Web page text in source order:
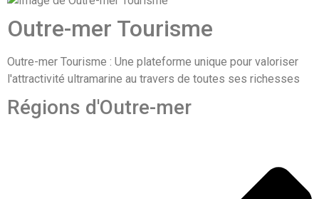
Outre-mer Tourisme
Outre-mer Tourisme : Une plateforme unique pour valoriser
l'attractivité ultramarine au travers de toutes ses richesses
Régions d'Outre-mer